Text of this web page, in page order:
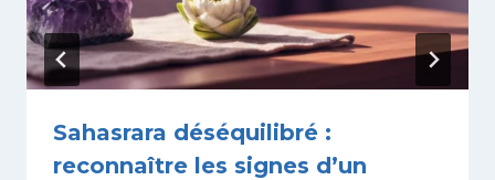
Sahasrara déséquilibré :
reconnaître les signes d’un